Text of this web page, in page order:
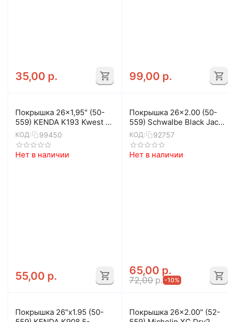
35,00 р. 99,00 р.
Покрышка 26x1,95" (50-
559) KENDA K193 Kwest 5-
525657
КОД: 99450
Нет в наличии
55,00 р.
Покрышка 26x2.00 (50-
559) Schwalbe Black Jack
K-Guard
КОД: 92757
Нет в наличии
65,00 р.
72,00 р. -10%
Покрышка 26"x1.95 (50-
Покрышка 26x2.00" (52-